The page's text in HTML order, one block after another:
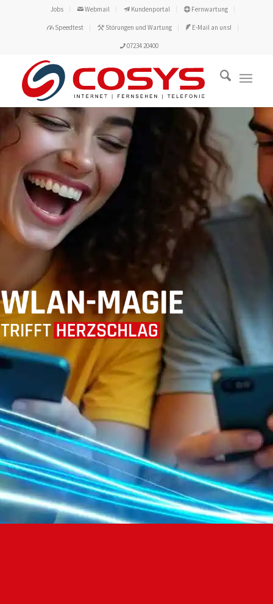
Jobs Webmail Kundenportal Fernwartung
Speedtest Störungen und Wartung E-Mail an uns!
07234 20400